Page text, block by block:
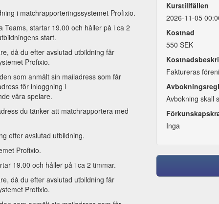
i matchrapporteringssystemet Profixio.
Teams, startar 19.00 och håller på i ca 2
start.
då du efter avslutad utbildning får
Profixio.
som anmält sin mailadress som får
för inloggning i
våra spelare.
du tänker att matchrapportera med
efter avslutad utbildning.
Profixio.
19.00 och håller på i ca 2 timmar.
då du efter avslutad utbildning får
Profixio.
Kurstillfällen
2026-11-05
Kostnad
550 SEK
Faktureras
Avbokning skall
Inga